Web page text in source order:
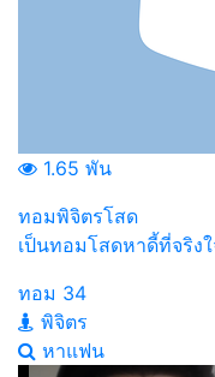
1.65 พัน
ทอมพิจิตรโสด
เป็นทอมโสดหาดี้ที่จริง
ทอม 34
พิจิตร
หาแฟน